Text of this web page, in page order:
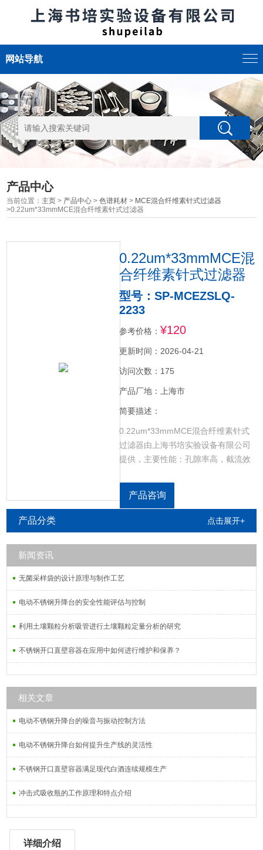
网站导航
产品中心
当前位置： 主页 > 产品中心 >色谱耗材 > MCE混合纤维素针式过滤器
>0.22um*33mmMCE混合纤维素针式过滤器
0.22um*33mmMCE混
合纤维素针式过滤器
型号：SP-MCEZSLQ-
2233
参考价格： ¥120
更新时间：2026-04-21
访问次数：175
产品厂地：上海市
简要描述：
0.22um*33mmMCE混合纤维素针式
过滤器由上海书培实验设备有限公司
提供，主要性能：孔隙率高，截流效
产工艺总除菌、除颗粒的过滤，②水
体中大肠杆菌群的测定③2μm 和 5um
可用于HPLC分 析和IC分析中,过滤样
产品咨询
产品分类 点击展开+
新闻资讯
无菌采样袋的设计原理与制作工艺
电动不锈钢升降台的安全性能评估与控制
利用土壤颗粒分析吸管进行土壤颗粒定量分析的研究
不锈钢开口直壁容器在应用中如何进行维护和保养？
相关文章
电动不锈钢升降台的噪音与振动控制方法
电动不锈钢升降台如何提升生产线的灵活性
不锈钢开口直壁容器满足现代白酒连续规模生产
冲击式吸收瓶的工作原理和特点介绍
详细介绍